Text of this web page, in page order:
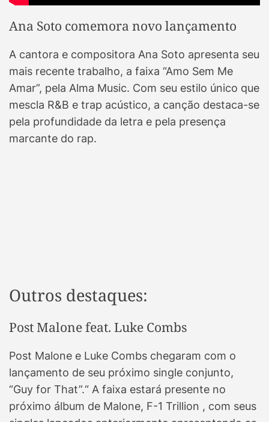
Ana Soto comemora novo lançamento
A cantora e compositora Ana Soto apresenta seu
mais recente trabalho, a faixa “Amo Sem Me
Amar”, pela Alma Music. Com seu estilo único que
mescla R&B e trap acústico, a canção destaca-se
pela profundidade da letra e pela presença
marcante do rap.
Outros destaques:
Post Malone feat. Luke Combs
Post Malone e Luke Combs chegaram com o
lançamento de seu próximo single conjunto,
“Guy for That”.“ A faixa estará presente no
próximo álbum de Malone, F-1 Trillion , com seus